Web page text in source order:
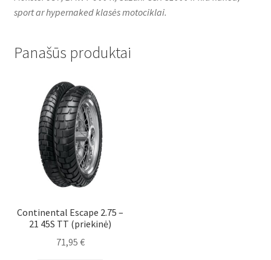
sport ar hypernaked klasės motociklai.
Panašūs produktai
Continental Escape 2.75 –
21 45S TT (priekinė)
71,95 €